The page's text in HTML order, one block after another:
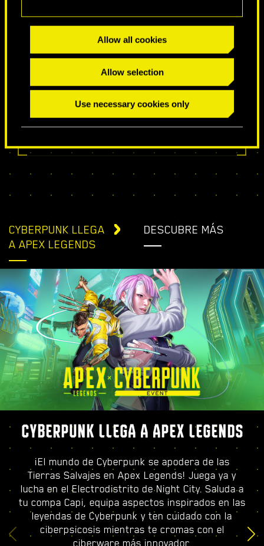
Allow all cookies
Allow selection
Use necessary cookies only
DESEOS ESPECIALES DE CUMPLEAÑOS
CYBERPUNK LLEGA
A APEX LEGENDS
DESCUBRE MÁS
CYBERPUNK LLEGA A APEX LEGENDS
¡El mundo de Cyberpunk se apodera de las
Tierras Salvajes en Apex Legends! Juega ya y
lucha en el Electrodistrito de Night City. Saluda a
tu compa Capi, equipa aspectos inspirados en las
leyendas de Cyberpunk y ten cuidado con la
ciberpsicosis mientras te cromas con el
ciberware más innovador.